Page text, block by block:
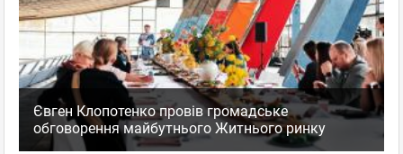
Євген Клопотенко провів громадське
обговорення майбутнього Житнього ринку